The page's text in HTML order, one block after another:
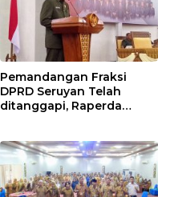
Pemandangan Fraksi
DPRD Seruyan Telah
ditanggapi, Raperda